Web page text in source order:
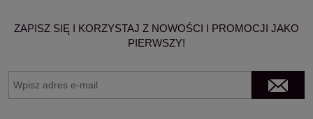
ZAPISZ SIĘ I KORZYSTAJ Z NOWOŚCI I PROMOCJI JAKO
PIERWSZY!